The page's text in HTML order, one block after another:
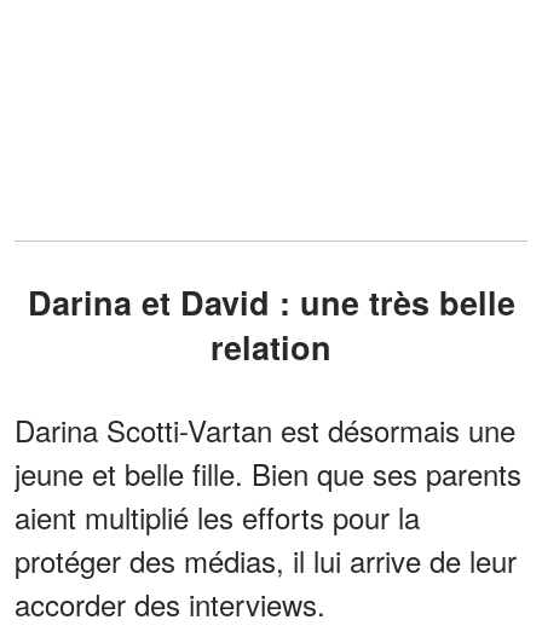
Darina et David : une très belle
relation
Darina Scotti-Vartan est désormais une
jeune et belle fille. Bien que ses parents
aient multiplié les efforts pour la
protéger des médias, il lui arrive de leur
accorder des interviews.